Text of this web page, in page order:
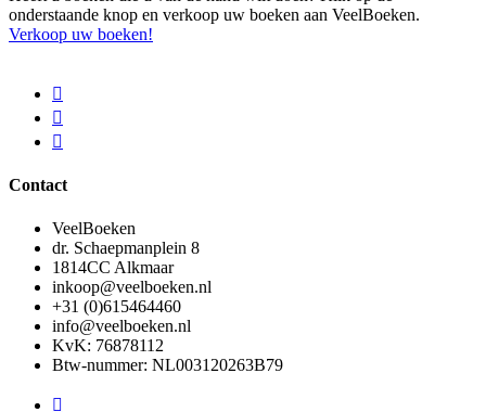
onderstaande knop en verkoop uw boeken aan VeelBoeken.
Verkoop uw boeken!
Contact
VeelBoeken
dr. Schaepmanplein 8
1814CC Alkmaar
inkoop@veelboeken.nl
+31 (0)615464460
info@veelboeken.nl
KvK: 76878112
Btw-nummer: NL003120263B79